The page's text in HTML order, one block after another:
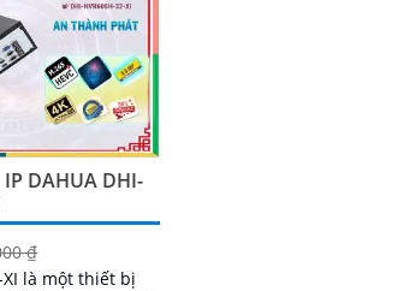
DAHUA DHI-
₫
XI là một thiết bị